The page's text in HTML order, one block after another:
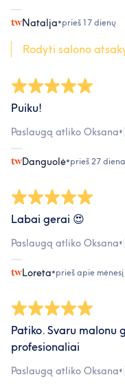
Natalja•prieš 17 dienų
Rodyti salono
Puiku!
Paslaugą atliko Oksana•
Danguolė•prieš 27
Labai gerai 😍
Paslaugą atliko Oksana•
Loreta•prieš apie mėnesį
Patiko. Svaru malonu
profesionaliai
Paslaugą atliko Oksana•